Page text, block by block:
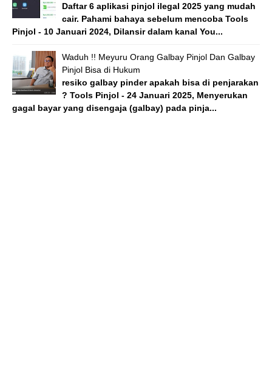
Daftar 6 aplikasi pinjol ilegal 2025 yang mudah
cair. Pahami bahaya sebelum mencoba Tools
Pinjol - 10 Januari 2024, Dilansir dalam kanal You...
Waduh !! Meyuru Orang Galbay Pinjol Dan Galbay
Pinjol Bisa di Hukum
resiko galbay pinder apakah bisa di penjarakan
? Tools Pinjol - 24 Januari 2025, Menyerukan
gagal bayar yang disengaja (galbay) pada pinja...